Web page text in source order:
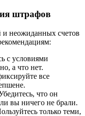
штрафов
и неожиданных счетов
с условиями
а что нет.
все
что он
вы ничего не брали.
только теми,